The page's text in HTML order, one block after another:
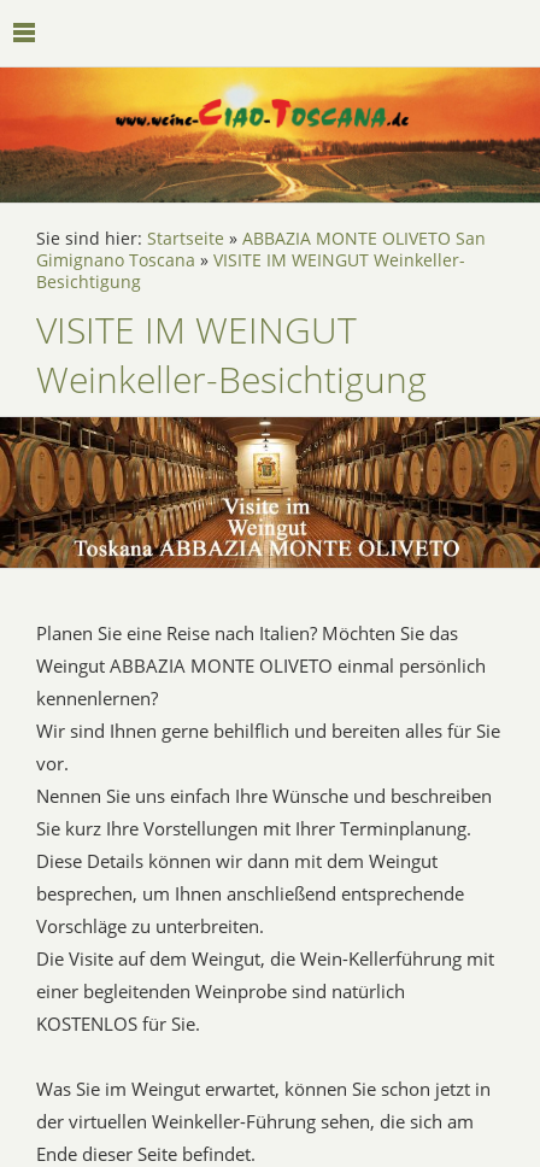
Sie sind hier: Startseite » ABBAZIA MONTE OLIVETO San
Gimignano Toscana » VISITE IM WEINGUT Weinkeller-
Besichtigung
VISITE IM WEINGUT
Weinkeller-Besichtigung
Planen Sie eine Reise nach Italien? Möchten Sie das
Weingut ABBAZIA MONTE OLIVETO einmal persönlich
kennenlernen?
Wir sind Ihnen gerne behilflich und bereiten alles für Sie
vor.
Nennen Sie uns einfach Ihre Wünsche und beschreiben
Sie kurz Ihre Vorstellungen mit Ihrer Terminplanung.
Diese Details können wir dann mit dem Weingut
besprechen, um Ihnen anschließend entsprechende
Vorschläge zu unterbreiten.
Die Visite auf dem Weingut, die Wein-Kellerführung mit
einer begleitenden Weinprobe sind natürlich
KOSTENLOS für Sie.
Was Sie im Weingut erwartet, können Sie schon jetzt in
der virtuellen Weinkeller-Führung sehen, die sich am
Ende dieser Seite befindet.